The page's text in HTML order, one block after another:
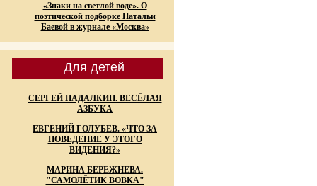
«Знаки на светлой воде». О
поэтической подборке Натальи
Баевой в журнале «Москва»
Для детей
СЕРГЕЙ ПАДАЛКИН. ВЕСЁЛАЯ
АЗБУКА
ЕВГЕНИЙ ГОЛУБЕВ. «ЧТО ЗА
ПОВЕДЕНИЕ У ЭТОГО
ВИДЕНИЯ?»
МАРИНА БЕРЕЖНЕВА.
"САМОЛЁТИК ВОВКА"